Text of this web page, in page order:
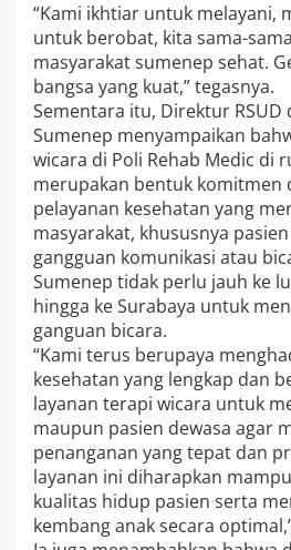
“Kami ikhtiar untuk melayani,
untuk berobat, kita sama-
masyarakat sumenep sehat.
bangsa yang kuat,” tegasnya.
Sementara itu, Direktur RSUD
Sumenep menyampaikan
wicara di Poli Rehab Medic di
merupakan bentuk komitmen
pelayanan kesehatan yang
masyarakat, khususnya
gangguan komunikasi atau
Sumenep tidak perlu jauh ke
hingga ke Surabaya untuk
ganguan bicara.
“Kami terus berupaya
kesehatan yang lengkap dan
layanan terapi wicara untuk
maupun pasien dewasa agar
penanganan yang tepat dan
layanan ini diharapkan
kualitas hidup pasien serta
kembang anak secara